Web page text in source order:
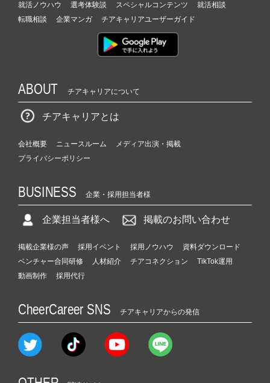
就活ノウハウ 選考体験談 スペシャルコンテンツ
就活相談
転職相談
企業マンガ チアキャリアユーザーガイド
ABOUT チアキャリアについて
チアキャリアとは
会社概要 ニュースルーム
メディア出演・掲載
プライバシーポリシー
BUSINESS 企業・採用担当者様
企業担当者様へ 掲載のお問い合わせ
掲載企業様の声 採用イベント 採用ノウハウ
資料ダウンロード
ベンチャー合同研修
人材紹介 チアコネクション
TikTok運用
動画制作
採用代行
CheerCareer SNS チアキャリアからの発信